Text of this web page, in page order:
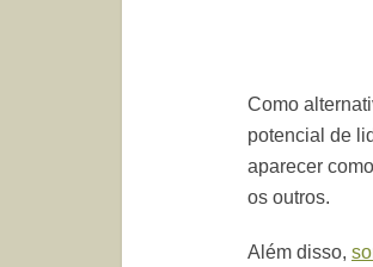
Como
potencial de
aparecer
os outros.
Além disso,